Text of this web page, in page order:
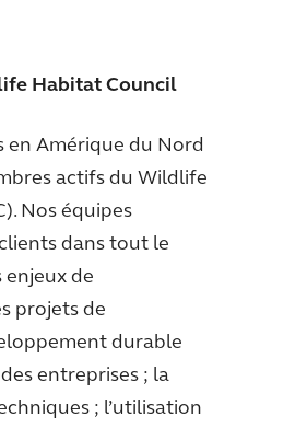
Habitat Council
en Amérique du Nord
actifs du Wildlife
Nos équipes
dans tout le
enjeux de
projets de
durable
entreprises ; la
; l’utilisation